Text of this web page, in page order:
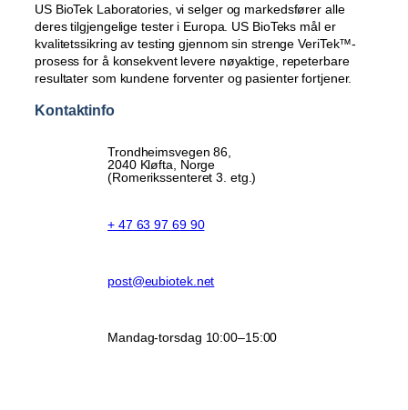
US BioTek Laboratories, vi selger og markedsfører alle
deres tilgjengelige tester i Europa. US BioTeks mål er
kvalitetssikring av testing gjennom sin strenge VeriTek™-
prosess for å konsekvent levere nøyaktige, repeterbare
resultater som kundene forventer og pasienter fortjener.
Kontaktinfo
Trondheimsvegen 86,
2040 Kløfta, Norge
(Romerikssenteret 3. etg.)
+ 47 63 97 69 90
post@eubiotek.net
Mandag-torsdag 10:00–15:00